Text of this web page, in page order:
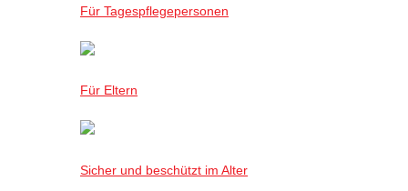
Für Tagespflegepersonen
Für Eltern
Sicher und beschützt im Alter